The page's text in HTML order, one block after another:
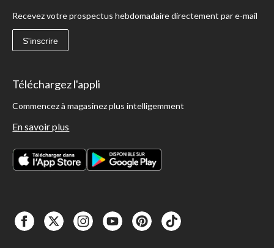
Recevez votre prospectus hebdomadaire directement par e-mail
S'inscrire
Téléchargez l'appli
Commencez à magasinez plus intelligemment
En savoir plus